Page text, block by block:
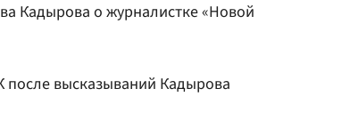
Кадырова о журналистке «Новой
после высказываний Кадырова